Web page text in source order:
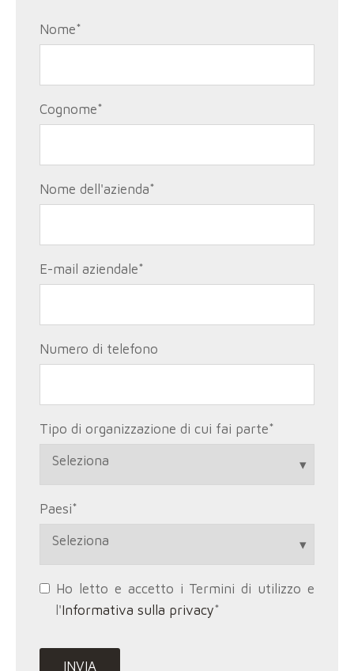
Nome*
Cognome*
Nome dell'azienda*
E-mail aziendale*
Numero di telefono
Tipo di organizzazione di cui fai parte*
Paesi*
Ho letto e accetto i Termini di utilizzo e
l'Informativa sulla privacy*